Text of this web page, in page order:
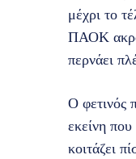
μέχρι το
ΠΑΟΚ
περνάει
Ο φετινός
εκείνη που
κοιτάζει